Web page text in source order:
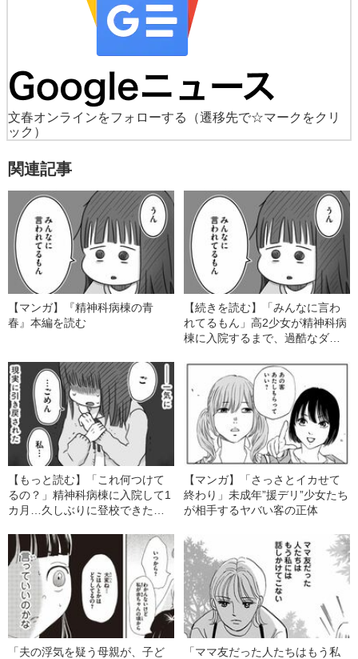
文春オンラインをフォローする
（遷移先で☆マークをクリ
ック）
関連記事
【マンガ】『精神科病棟の青
春』本編を読む
【続きを読む】「みんなに言わ
れてるもん」高2少女が精神科病
棟に入院するまで、過酷なダイ
【もっと読む】「これ何つけて
るの？」精神科病棟に入院して1
カ月…久しぶりに登校できた少
【マンガ】「さっさとイカせて
終わり」未成年”援デリ”少女たち
が相手するヤバい客の正体
「夫の浮気を疑う母親が、子ど
「ママ友だった人たちはもう私